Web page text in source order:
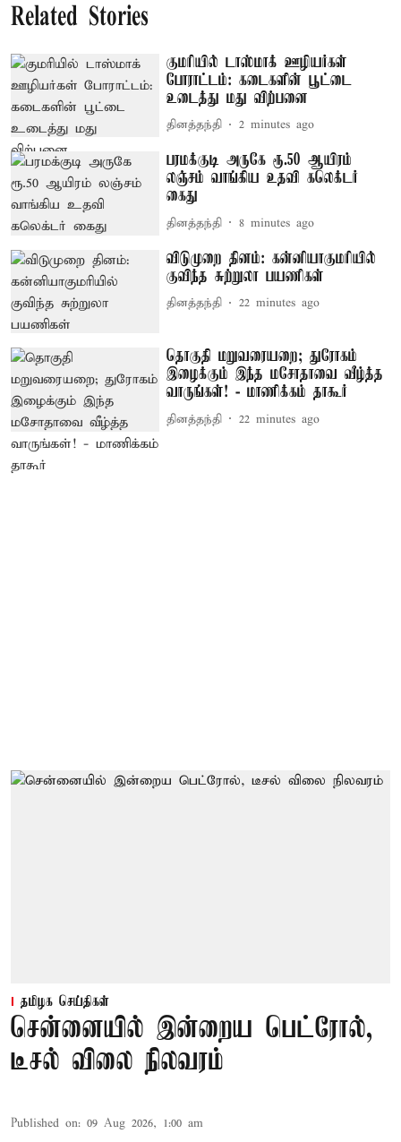
Related Stories
குமரியில் டாஸ்மாக் ஊழியர்கள்
போராட்டம்: கடைகளின் பூட்டை
உடைத்து மது விற்பனை
தினத்தந்தி 2 minutes ago
பரமக்குடி அருகே ரூ.50 ஆயிரம்
லஞ்சம் வாங்கிய உதவி கலெக்டர்
கைது
தினத்தந்தி 8 minutes ago
விடுமுறை தினம்: கன்னியாகுமரியில்
குவிந்த சுற்றுலா பயணிகள்
தினத்தந்தி 22 minutes ago
தொகுதி மறுவரையறை; துரோகம்
இழைக்கும் இந்த மசோதாவை வீழ்த்த
வாருங்கள்! - மாணிக்கம் தாகூர்
தினத்தந்தி 22 minutes ago
தமிழக செய்திகள்
சென்னையில் இன்றைய பெட்ரோல்,
டீசல் விலை நிலவரம்
Published on: 09 Aug 2026, 1:00 am